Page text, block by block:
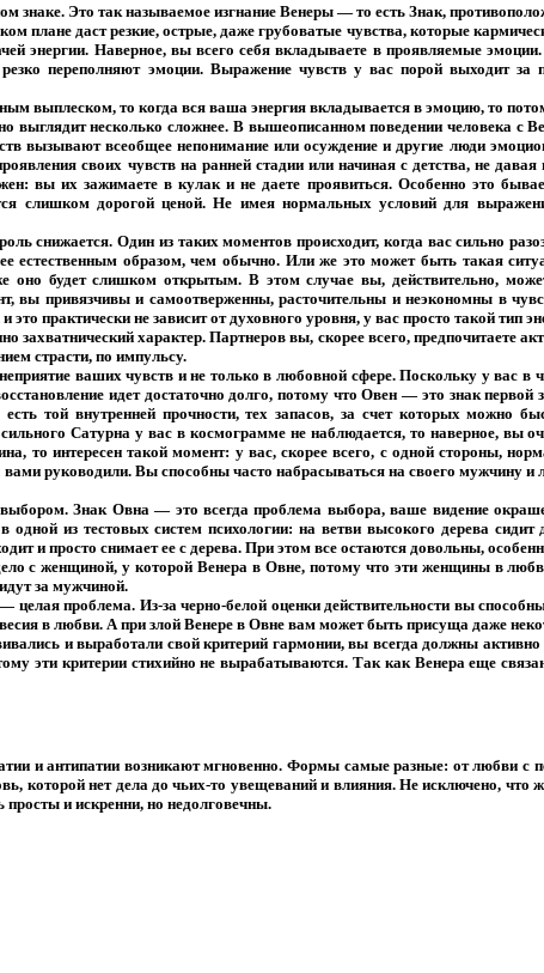
знаке. Это так называемое изгнание Венеры — то есть Знак,
плане даст резкие, острые, даже грубоватые чувства, которые
энергии. Наверное, вы всего себя вкладываете в проявляемые
переполняют эмоции. Выражение чувств у вас порой выходит
выплеском, то когда вся ваша энергия вкладывается в эмоцию, то
выглядит несколько сложнее. В вышеописанном поведении человека
вызывают всеобщее непонимание или осуждение и другие люди
своих чувств на ранней стадии или начиная с детства, не
вы их зажимаете в кулак и не даете проявиться. Особенно это
слишком дорогой ценой. Не имея нормальных условий для
снижается. Один из таких моментов происходит, когда вас сильно
естественным образом, чем обычно. Или же это может быть такая
оно будет слишком открытым. В этом случае вы, действительно,
вы привязчивы и самоотверженны, расточительны и неэкономны в
практически не зависит от духовного уровня, у вас просто такой
захватнический характер. Партнеров вы, скорее всего,
страсти, по импульсу.
ваших чувств и не только в любовной сфере. Поскольку у вас
идет достаточно долго, потому что Овен — это знак
той внутренней прочности, тех запасов, за счет которых можно
Сатурна у вас в космограмме не наблюдается, то наверное, вы
то интересен такой момент: у вас, скорее всего, с одной стороны,
руководили. Вы способны часто набрасываться на своего мужчину
Знак Овна — это всегда проблема выбора, ваше видение
из тестовых систем психологии: на ветви высокого дерева
и просто снимает ее с дерева. При этом все остаются довольны,
с женщиной, у которой Венера в Овне, потому что эти женщины в
за мужчиной.
проблема. Из-за черно-белой оценки действительности вы
в любви. А при злой Венере в Овне вам может быть присуща даже
и выработали свой критерий гармонии, вы всегда должны
эти критерии стихийно не вырабатываются. Так как Венера еще
и антипатии возникают мгновенно. Формы самые разные: от любви
которой нет дела до чьих-то увещеваний и влияния. Не исключено,
и искренни, но недолговечны.